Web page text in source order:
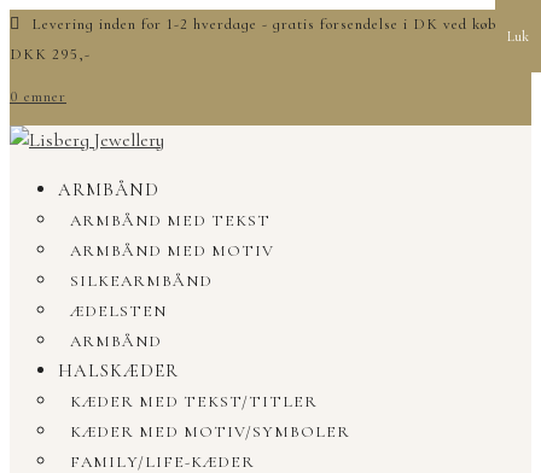
Levering inden for 1-2 hverdage - gratis forsendelse i DK ved køb over
DKK 295,-
0 emner
ARMBÅND
ARMBÅND MED TEKST
ARMBÅND MED MOTIV
SILKEARMBÅND
ÆDELSTEN
ARMBÅND
HALSKÆDER
KÆDER MED TEKST/TITLER
KÆDER MED MOTIV/SYMBOLER
FAMILY/LIFE-KÆDER
Luk